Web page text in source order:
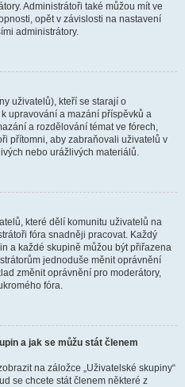
Administrátoři také můžou mít ve
opět v závislosti na nastavení
administrátory.
uživatelů), kteří se starají o
upravování a mazání příspěvků a
a rozdělování témat ve fórech,
přítomni, aby zabraňovali uživatelů v
nebo urážlivých materiálů.
které dělí komunitu uživatelů na
fóra snadněji pracovat. Každý
a každé skupině můžou být přiřazena
jednoduše měnit oprávnění
změnit oprávnění pro moderátory,
fóra.
a jak se můžu stát členem
na záložce „Uživatelské skupiny“
se chcete stát členem některé z